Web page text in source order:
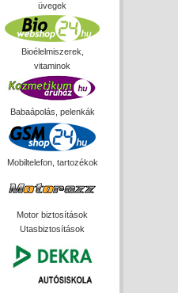
üvegek
Bioélelmiszerek,
vitaminok
Babaápolás, pelenkák
Mobiltelefon, tartozékok
Motor biztosítások
Utasbiztosítások